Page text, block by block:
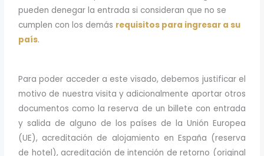
pueden denegar la entrada si consideran que no se
cumplen con los demás requisitos para ingresar a su
país.
Para poder acceder a este visado, debemos justificar el
motivo de nuestra visita y adicionalmente aportar otros
documentos como la reserva de un billete con entrada
y salida de alguno de los países de la Unión Europea
(UE), acreditación de alojamiento en España (reserva
de hotel), acreditación de intención de retorno (original